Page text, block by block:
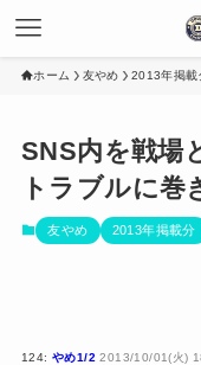
ホーム 友やめ 2013年掲載
SNS内を戦場
トラブルに巻
友やめ 2013年掲載分
124: やめ1/2 2013/10/01(火)